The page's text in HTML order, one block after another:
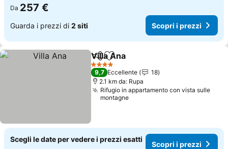
Da 257 €
Guarda i prezzi di 2 siti Scopri i prezzi
CondividiAggiungi ai preferiti
Villa Ana
4 Stelle
9,7 Eccellente
18
2.1 km da: Rupa
Rifugio in appartamento con vista sulle
montagne
Scegli le date per vedere i prezzi esatti
Scopri i prezzi